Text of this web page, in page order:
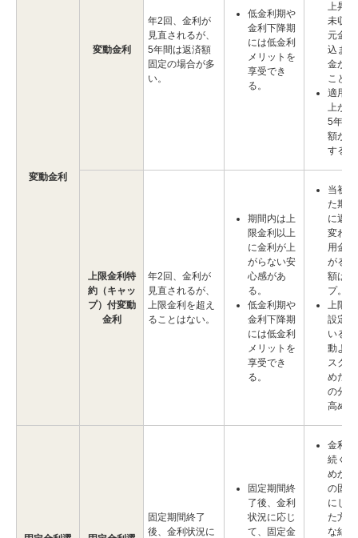
変動金利
変動金利
年2回、金利が
見直されるが、
5年間は返済額
固定の場合が多
い。
低金利期や
金利下降期
には低金利
メリットを
享受でき
る。
上昇
未収
元金
込ま
金が
こと
適用
上が
5年に
額が
する。
上限金利特
約（キャッ
プ）付変動
金利
年2回、金利が
見直されるが、
上限金利を超え
ることはない。
期間内は上
限金利以上
に金利が上
がらない安
心感があ
る。
低金利期や
金利下降期
には低金利
メリットを
享受でき
る。
当初
た期
に返
変わ
用金
がる
額は
プ。
上限
設定
いる
動よ
スク
めだ
の分
高め。
固定期間終了
後、金利状況に
固定期間終
了後、金利
状況に応じ
て、固定金
金利
続く
めか
の固
にし
た方
な結